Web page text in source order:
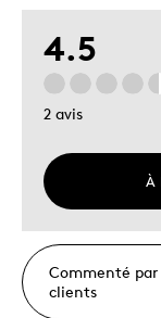
4.5
2 avis
À
Commenté par
clients